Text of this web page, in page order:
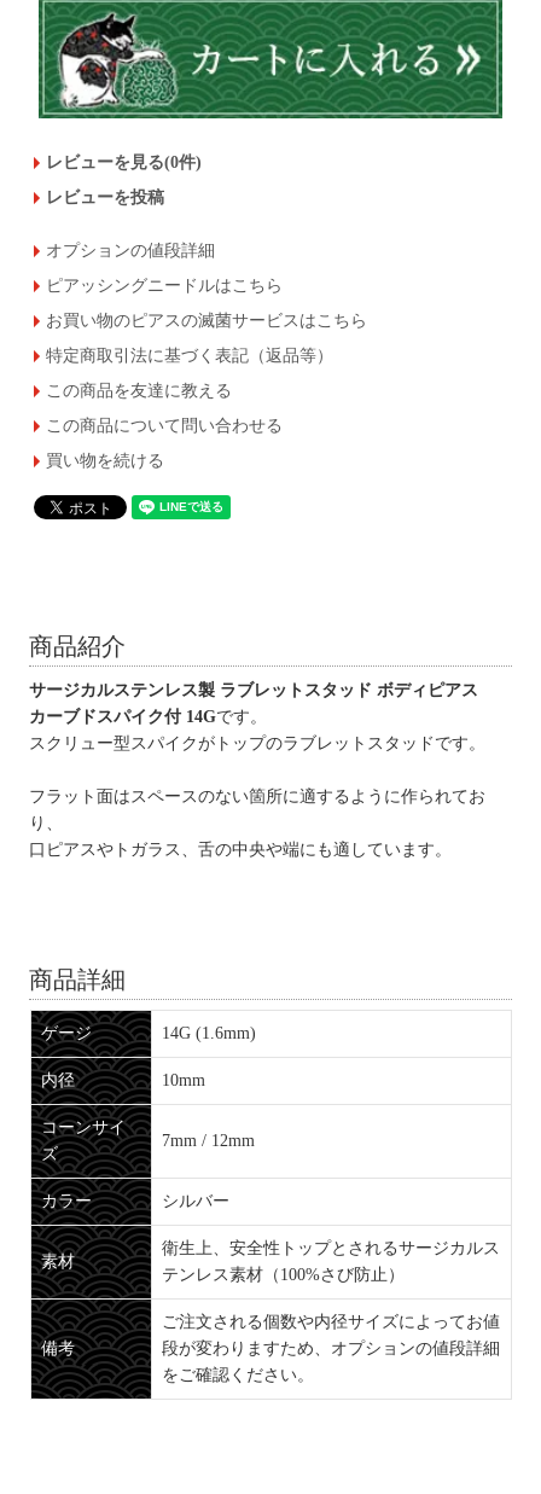
レビューを見る(0件)
レビューを投稿
オプションの値段詳細
ピアッシングニードルはこちら
お買い物のピアスの滅菌サービスはこちら
特定商取引法に基づく表記（返品等）
この商品を友達に教える
この商品について問い合わせる
買い物を続ける
商品紹介
サージカルステンレス製 ラブレットスタッド ボディピアス
カーブドスパイク付 14Gです。
スクリュー型スパイクがトップのラブレットスタッドです。
フラット面はスペースのない箇所に適するように作られてお
り、
口ピアスやトガラス、舌の中央や端にも適しています。
商品詳細
ゲージ 14G (1.6mm)
内径 10mm
コーンサイ
ズ
7mm / 12mm
カラー シルバー
素材
衛生上、安全性トップとされるサージカルス
テンレス素材（100%さび防止）
備考
ご注文される個数や内径サイズによってお値
段が変わりますため、オプションの値段詳細
をご確認ください。